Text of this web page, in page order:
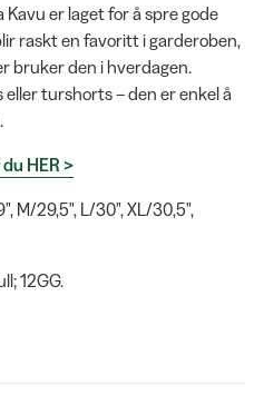
er laget for å spre gode
raskt en favoritt i garderoben,
bruker den i hverdagen.
turshorts – den er enkel å
HER >
M/29,5", L/30", XL/30,5",
12GG.